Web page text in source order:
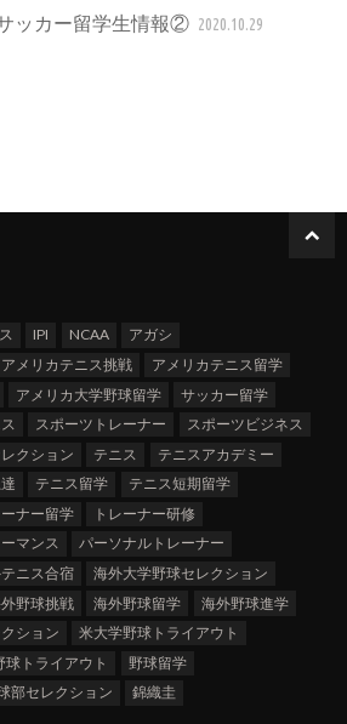
ッカー留学生情報② 2020.10.29
IPI NCAA
アガシ
アメリカテニス挑戦
アメリカテニス留学
アメリカ大学野球留学
サッカー留学
スポーツトレーナー
スポーツビジネス
クション テニス
テニスアカデミー
テニス留学
テニス短期留学
ーナー留学
トレーナー研修
マンス
パーソナルトレーナー
ニス合宿
海外大学野球セレクション
野球挑戦 海外野球留学
海外野球進学
ション
米大学野球トライアウト
球トライアウト
野球留学
部セレクション
錦織圭